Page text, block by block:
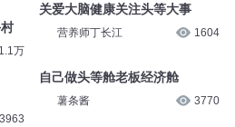
1.1万
3963
关爱大脑健康关注头等大事
营养师丁长江 1604
自己做头等舱老板经济舱
薯条酱 3770